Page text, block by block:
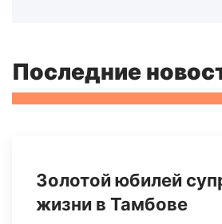
Последние
Золотой юбилей
жизни в Тамбове